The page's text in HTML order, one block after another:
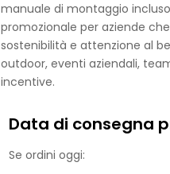
manuale di montaggio
promozionale per aziende
sostenibilità e attenzione al
outdoor, eventi aziendali,
incentive.
Data di consegna
Se ordini oggi: